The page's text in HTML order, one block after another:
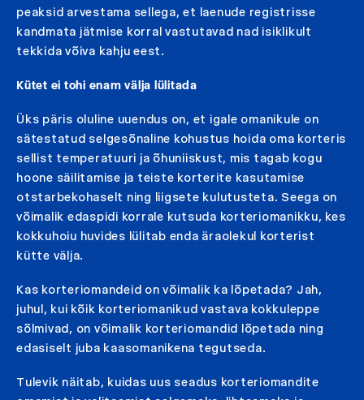
peaksid arvestama sellega, et laenude registrisse
kandmata jätmise korral vastutavad nad isiklikult
tekkida võiva kahju eest.
Kütet ei tohi enam välja lülitada
Üks päris oluline uuendus on, et igale omanikule on
sätestatud selgesõnaline kohustus hoida oma korteris
sellist temperatuuri ja õhuniiskust, mis tagab kogu
hoone säilitamise ja teiste korterite kasutamise
otstarbekohaselt ning liigsete kulutusteta. Seega on
võimalik edaspidi korrale kutsuda korteriomanikku, kes
kokkuhoiu huvides lülitab enda äraolekul korterist
kütte välja.
Kas korteriomandeid on võimalik ka lõpetada? Jah,
juhul, kui kõik korteriomanikud vastava kokkuleppe
sõlmivad, on võimalik korteriomandid lõpetada ning
edasiselt juba kaasomanikena tegutseda.
Tulevik näitab, kuidas uus seadus korteriomandite